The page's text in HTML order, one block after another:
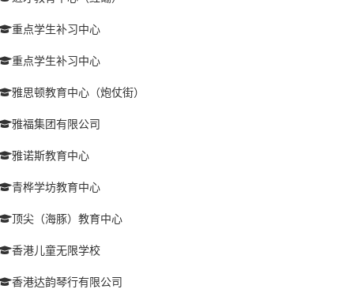
重点学生补习中心
重点学生补习中心
雅思顿教育中心（炮仗街）
雅福集团有限公司
雅诺斯教育中心
青桦学坊教育中心
顶尖（海豚）教育中心
香港儿童无限学校
香港达韵琴行有限公司